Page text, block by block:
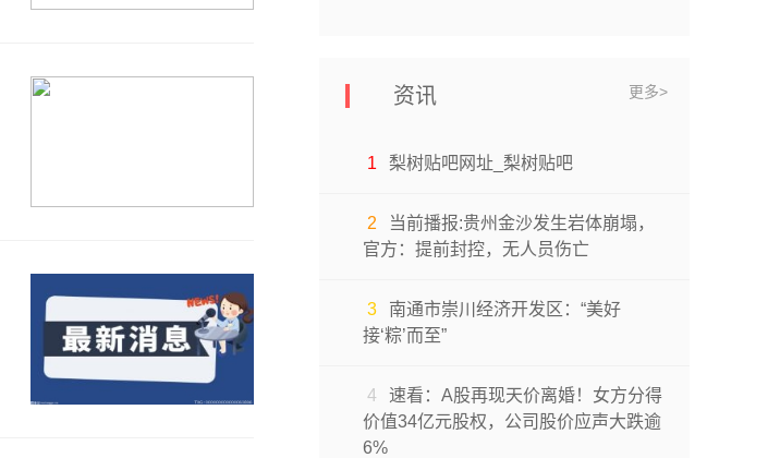
资讯 更多>
1 梨树贴吧网址_梨树贴吧
2
当前播报:贵州金沙发生岩体崩塌，
官方：提前封控，无人员伤亡
3
南通市崇川经济开发区：“美好
接‘粽’而至”
4
速看：A股再现天价离婚！女方分得
价值34亿元股权，公司股价应声大跌逾
6%